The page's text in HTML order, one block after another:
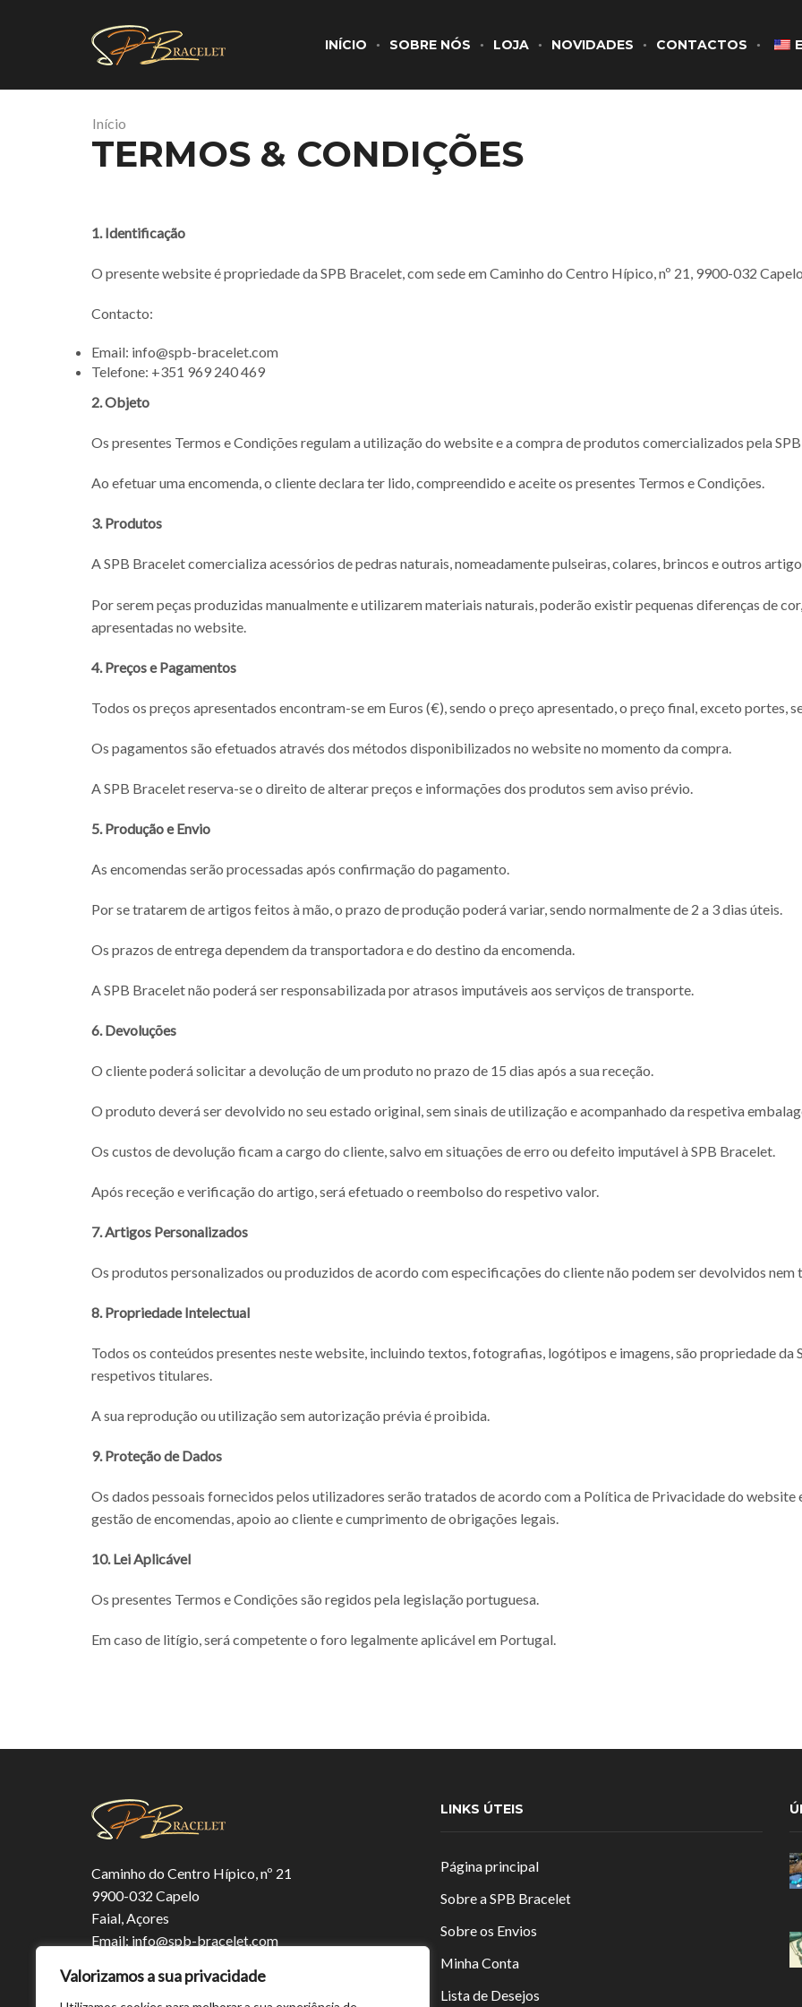
Valorizamos a sua privacidade
INÍCIO SOBRE NÓS LOJA NOVIDADES CONTACTOS
Início
TERMOS & CONDIÇÕES
1. Identificação
O presente website é propriedade da SPB Bracelet, com sede em Caminho do Centro Hípico, nº 21, 9900-032
Contacto:
Email: info@spb-bracelet.com
Telefone: +351 969 240 469
2. Objeto
Os presentes Termos e Condições regulam a utilização do website e a compra de produtos comercializados pela
Ao efetuar uma encomenda, o cliente declara ter lido, compreendido e aceite os presentes Termos e Condições.
3. Produtos
A SPB Bracelet comercializa acessórios de pedras naturais, nomeadamente pulseiras, colares, brincos e outros
Por serem peças produzidas manualmente e utilizarem materiais naturais, poderão existir pequenas diferenças de
apresentadas no website.
4. Preços e Pagamentos
Todos os preços apresentados encontram-se em Euros (€), sendo o preço apresentado, o preço final, exceto portes,
Os pagamentos são efetuados através dos métodos disponibilizados no website no momento da compra.
A SPB Bracelet reserva-se o direito de alterar preços e informações dos produtos sem aviso prévio.
5. Produção e Envio
As encomendas serão processadas após confirmação do pagamento.
Por se tratarem de artigos feitos à mão, o prazo de produção poderá variar, sendo normalmente de 2 a 3 dias úteis.
Os prazos de entrega dependem da transportadora e do destino da encomenda.
A SPB Bracelet não poderá ser responsabilizada por atrasos imputáveis aos serviços de transporte.
6. Devoluções
O cliente poderá solicitar a devolução de um produto no prazo de 15 dias após a sua receção.
O produto deverá ser devolvido no seu estado original, sem sinais de utilização e acompanhado da respetiva
Os custos de devolução ficam a cargo do cliente, salvo em situações de erro ou defeito imputável à SPB Bracelet.
Após receção e verificação do artigo, será efetuado o reembolso do respetivo valor.
7. Artigos Personalizados
Os produtos personalizados ou produzidos de acordo com especificações do cliente não podem ser devolvidos
8. Propriedade Intelectual
Todos os conteúdos presentes neste website, incluindo textos, fotografias, logótipos e imagens, são propriedade
respetivos titulares.
A sua reprodução ou utilização sem autorização prévia é proibida.
9. Proteção de Dados
Os dados pessoais fornecidos pelos utilizadores serão tratados de acordo com a Política de Privacidade do website
gestão de encomendas, apoio ao cliente e cumprimento de obrigações legais.
10. Lei Aplicável
Os presentes Termos e Condições são regidos pela legislação portuguesa.
Em caso de litígio, será competente o foro legalmente aplicável em Portugal.
Caminho do Centro Hípico, nº 21
9900-032 Capelo
Faial, Açores
Email: info@spb-bracelet.com
LINKS ÚTEIS
Página principal
Sobre a SPB Bracelet
Sobre os Envios
Minha Conta
Lista de Desejos